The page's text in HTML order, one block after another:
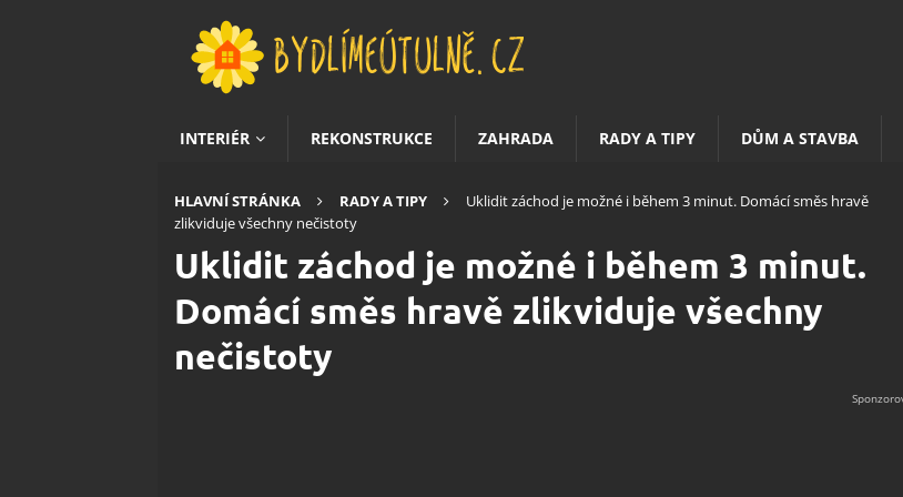
INTERIÉR REKONSTRUKCE ZAHRADA RADY A TIPY DŮM A STAVBA
HLAVNÍ STRÁNKA RADY A TIPY
Uklidit záchod je možné i během 3 minut. Domácí směs hravě
zlikviduje všechny nečistoty
Uklidit záchod je možné i během 3 minut.
Domácí směs hravě zlikviduje všechny
nečistoty